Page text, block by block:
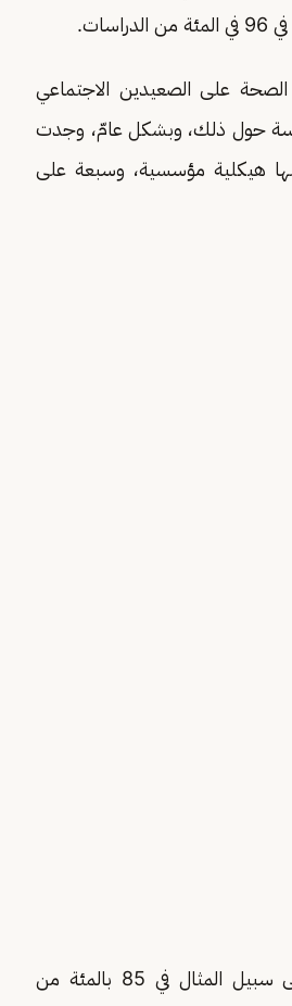
في 96 في المئة من الدراسات.
الصحة على الصعيدين الاجتماعي
422 دراسة من مجموعة مكونة من نحو 21 ألف دراسة حول ذلك، وبشكل عامّ، وجدت
بصحة أسوأ في 11 قياسًا، أربعة منها هيكلية مؤسسية، وسبعة على
وهي التدابير التي تمّت ملاحظتها في الغالبية العظمى من الدراسات، وعلى سبيل المثال في 85 بالمئة من